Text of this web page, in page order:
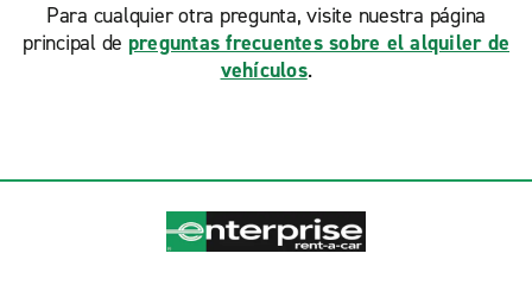
Para cualquier otra pregunta, visite nuestra página
principal de preguntas frecuentes sobre el alquiler de
vehículos.